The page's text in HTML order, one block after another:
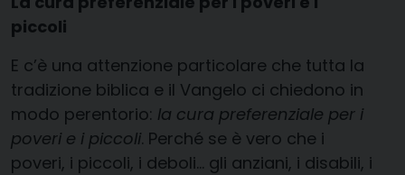
piccoli
E c’è una attenzione particolare che tutta la
tradizione biblica e il Vangelo ci chiedono in
modo perentorio: la cura preferenziale per i
poveri e i piccoli. Perché se è vero che i
poveri, i piccoli, i deboli… gli anziani, i disabili, i